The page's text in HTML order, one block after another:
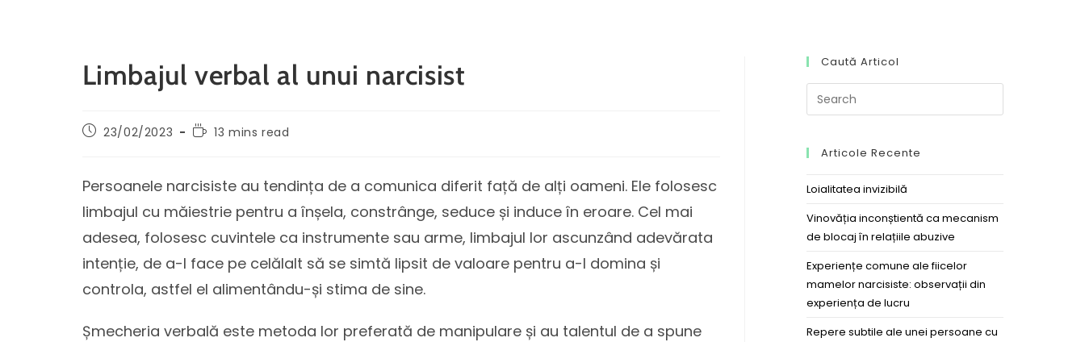
Limbajul verbal al unui narcisist
23/02/2023 13 mins read
Persoanele narcisiste au tendința de a comunica diferit față de alți oameni. Ele folosesc
limbajul cu măiestrie pentru a înșela, constrânge, seduce și induce în eroare. Cel mai
adesea, folosesc cuvintele ca instrumente sau arme, limbajul lor ascunzând adevărata
intenție, de a-l face pe celălalt să se simtă lipsit de valoare pentru a-l domina și
controla, astfel el alimentându-și stima de sine.
Șmecheria verbală este metoda lor preferată de manipulare și au talentul de a spune
Caută Articol
Articole Recente
Loialitatea invizibilă
Vinovăția inconștientă ca mecanism
de blocaj în relațiile abuzive
Experiențe comune ale fiicelor
mamelor narcisiste: observații din
experiența de lucru
Repere subtile ale unei persoane cu